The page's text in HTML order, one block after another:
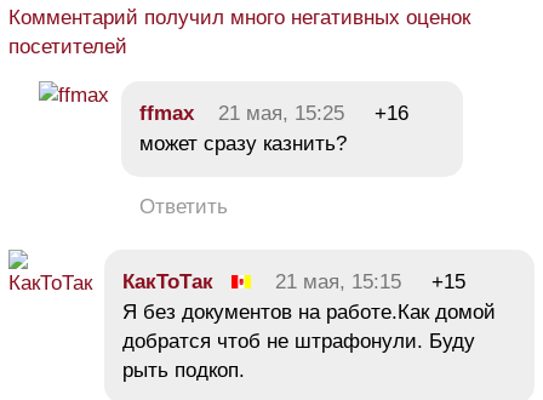
Комментарий получил много негативных оценок
посетителей
ffmax 21 мая, 15:25
+16
может сразу казнить?
Ответить
КакТоТак 21 мая, 15:15
+15
Я без документов на работе.Как домой
добратся чтоб не штрафонули. Буду
рыть подкоп.